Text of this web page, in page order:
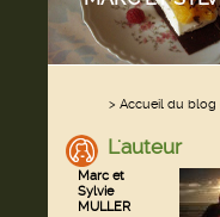
> Accueil du blog
L'auteur
Marc et
Sylvie
MULLER